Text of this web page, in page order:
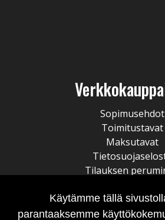
Sopimusehdot
Toimitustavat
Maksutavat
Tilauksen
Käytämme tällä
parantaaksemme